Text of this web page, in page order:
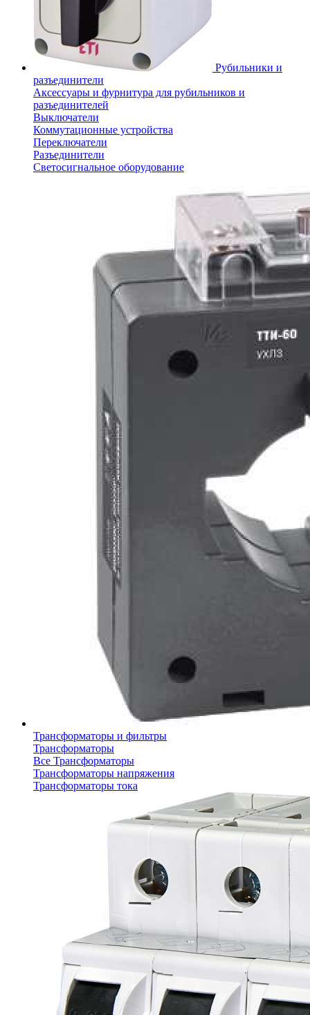
Рубильники и
разъединители
Аксессуары и фурнитура для рубильников и
разъединителей
Выключатели
Коммутационные устройства
Переключатели
Разъединители
Светосигнальное оборудование
Трансформаторы и фильтры
Трансформаторы
Все Трансформаторы
Трансформаторы напряжения
Трансформаторы тока